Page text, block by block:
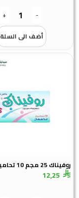
-
+
أضف الى السلة
روفيناك 25 مجم 10 تحاميل
12,25